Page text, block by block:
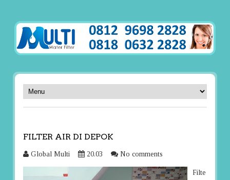
FILTER AIR DI DEPOK
Global Multi 20.03 No comments
Filte